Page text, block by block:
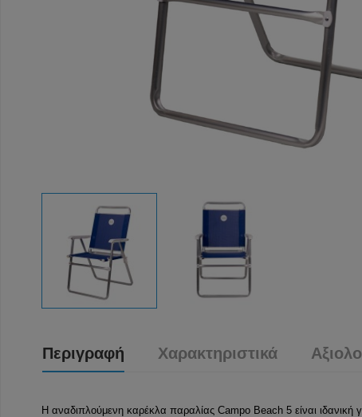
Περιγραφή Χαρακτηριστικά
Η αναδιπλούμενη καρέκλα παραλίας Campo Beach 5 είναι